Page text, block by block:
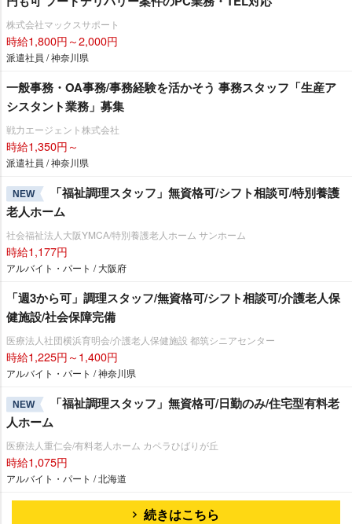
株式会社マックスサポート
時給1,800円～2,000円
派遣社員 / 神奈川県
一般事務・OA事務/事務経験を活かそう 事務スタッフ「生産ア
シスタント業務」募集
戦力エージェント株式会社
時給1,350円～
派遣社員 / 神奈川県
NEW
「福祉調理スタッフ」無資格可/シフト相談可/特別養護
老人ホーム
社会福祉法人大阪YMCA/特別養護老人ホーム サンホーム
時給1,177円
アルバイト・パート / 大阪府
「週3から可」調理スタッフ/無資格可/シフト相談可/介護老人保
健施設/社会保障完備
医療法人社団横浜育明会/介護老人保健施設 都筑シニアセンター
時給1,225円～1,400円
アルバイト・パート / 神奈川県
NEW
「福祉調理スタッフ」無資格可/日勤のみ/住宅型有料老
人ホーム
医療法人重仁会/有料老人ホーム カペラひばりが丘
時給1,075円
アルバイト・パート / 北海道
続きはこちら